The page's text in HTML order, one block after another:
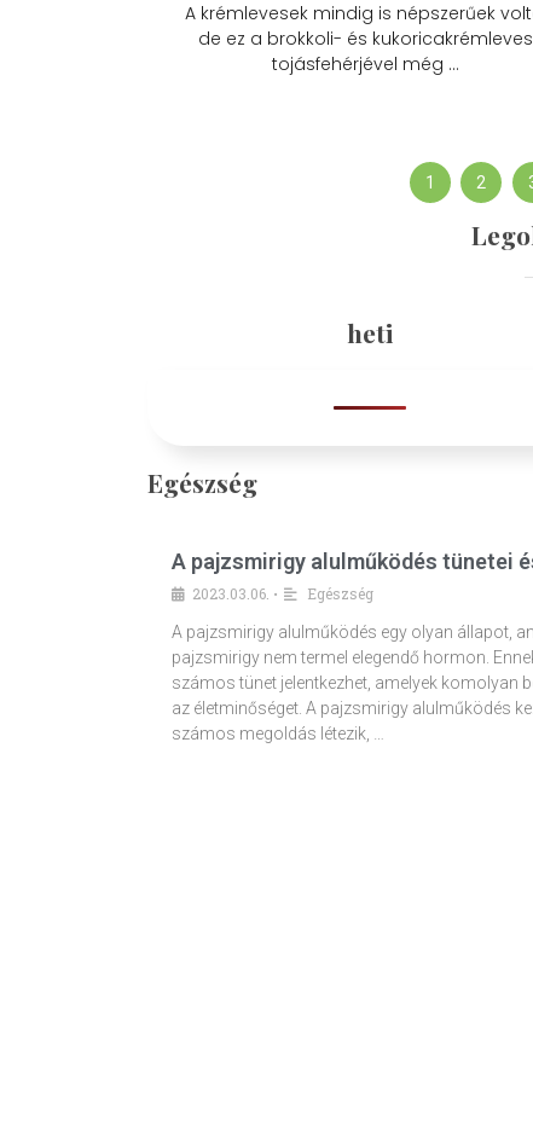
A krémlevesek mindig is népszerűek
de ez a brokkoli- és kukoricakrémleves
tojásfehérjével még …
1 2
heti
Egészség
A pajzsmirigy alulműködés tünetei
2023.03.06. •
Egészség
A pajzsmirigy alulműködés egy olyan állapot,
pajzsmirigy nem termel elegendő hormon.
számos tünet jelentkezhet, amelyek komolyan
az életminőséget. A pajzsmirigy alulműködés
számos megoldás létezik, …